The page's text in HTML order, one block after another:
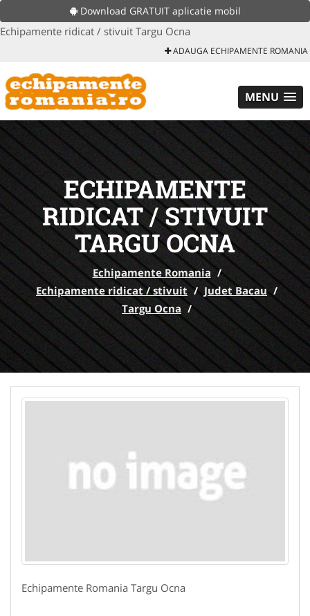
Download GRATUIT aplicatie mobil
Echipamente ridicat / stivuit Targu Ocna
ADAUGA ECHIPAMENTE ROMANIA
MENU
ECHIPAMENTE
RIDICAT / STIVUIT
TARGU OCNA
Echipamente Romania /
Echipamente ridicat / stivuit / Judet Bacau /
Targu Ocna /
Echipamente Romania Targu Ocna